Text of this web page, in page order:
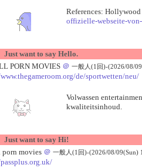
References:
offizielle-webseite-
Just want to say Hello.
PORN MOVIES ＠ 一般人(1回)-(2026/08/
de/sportwetten/neu/
Volwassen
kwaliteitsinhoud.
Just want to say Hi!
movies ＠ 一般人(1回)-(2026/08/09(Sun)